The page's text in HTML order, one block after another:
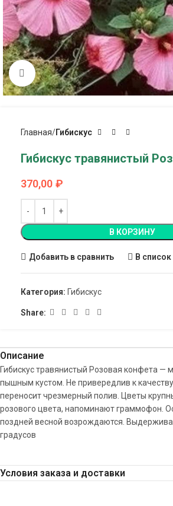
Click to enlarge
Главная Гибискус
Гибискус травянистый
370,00 ₽
В КОРЗИНУ
Добавить в сравнить В
Категория: Гибискус
Share:
Описание
Гибискус травянистый Розовая конфета —
пышным кустом. Не привередлив к качеству
переносит чрезмерный полив. Цветы
розового цвета, напоминают граммофон.
поздней весной возрождаются.
градусов
Условия заказа и доставки